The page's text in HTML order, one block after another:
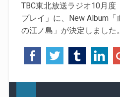
TBC東北放送ラジオ10月度
プレイ」に、New Album
の江ノ島」が決定しました。